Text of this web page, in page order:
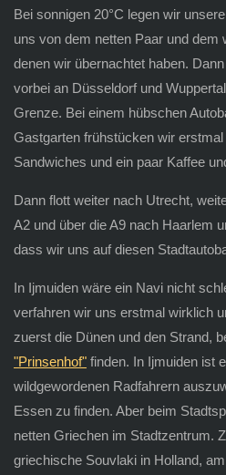
Bei sonnigen 20°C legen wir
uns von dem netten Paar und dem
denen wir übernachtet haben.
vorbei an Düsseldorf und
Grenze. Bei einem hübschen
Gastgarten frühstücken wir
Sandwiches und ein paar Kaffee
Dann flott weiter nach Utrecht,
A2 und über die A9 nach Haarlem
dass wir uns auf diesen
In Ijmuiden wäre ein Navi nicht
verfahren wir uns erstmal wirklich
zuerst die Dünen und den Strand,
"Prinsenhof"finden. In Ijmuiden ist
wildgewordenen Radfahrern
Essen zu finden. Aber beim
netten Griechen im Stadtzentrum.
griechische Souvlaki in Holland,